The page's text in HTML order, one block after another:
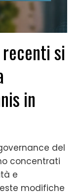
si
in
del
concentrati
e
modifiche